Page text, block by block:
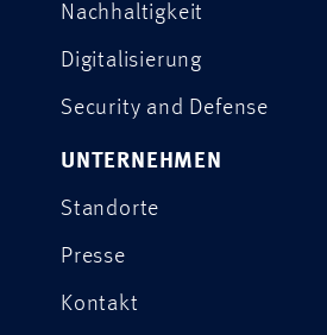
Nachhaltigkeit
Digitalisierung
Security and Defense
UNTERNEHMEN
Standorte
Presse
Kontakt